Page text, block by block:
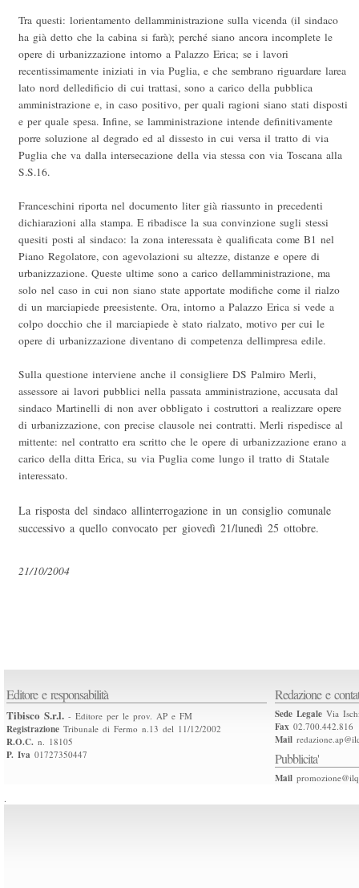
Tra questi: lorientamento dellamministrazione sulla vicenda (il sindaco
ha già detto che la cabina si farà); perché siano ancora incomplete le
opere di urbanizzazione intorno a Palazzo Erica; se i lavori
recentissimamente iniziati in via Puglia, e che sembrano riguardare larea
lato nord delledificio di cui trattasi, sono a carico della pubblica
amministrazione e, in caso positivo, per quali ragioni siano stati disposti
e per quale spesa. Infine, se lamministrazione intende definitivamente
porre soluzione al degrado ed al dissesto in cui versa il tratto di via
Puglia che va dalla intersecazione della via stessa con via Toscana alla
S.S.16.
Franceschini riporta nel documento liter già riassunto in precedenti
dichiarazioni alla stampa. E ribadisce la sua convinzione sugli stessi
quesiti posti al sindaco: la zona interessata è qualificata come B1 nel
Piano Regolatore, con agevolazioni su altezze, distanze e opere di
urbanizzazione. Queste ultime sono a carico dellamministrazione, ma
solo nel caso in cui non siano state apportate modifiche come il rialzo
di un marciapiede preesistente. Ora, intorno a Palazzo Erica si vede a
colpo docchio che il marciapiede è stato rialzato, motivo per cui le
opere di urbanizzazione diventano di competenza dellimpresa edile.
Sulla questione interviene anche il consigliere DS Palmiro Merli,
assessore ai lavori pubblici nella passata amministrazione, accusata dal
sindaco Martinelli di non aver obbligato i costruttori a realizzare opere
di urbanizzazione, con precise clausole nei contratti. Merli rispedisce al
mittente: nel contratto era scritto che le opere di urbanizzazione erano a
carico della ditta Erica, su via Puglia come lungo il tratto di Statale
interessato.
La risposta del sindaco allinterrogazione in un consiglio comunale
successivo a quello convocato per giovedì 21/lunedì 25 ottobre.
21/10/2004
Editore e responsabilità
Tibisco S.r.l. - Editore per le prov. AP e FM
Registrazione Tribunale di Fermo n.13 del 11/12/2002
R.O.C. n. 18105
P. Iva 01727350447
Redazione e
Sede Legale Via
Fax 02.700.442.816
Mail
Pubblicita'
Mail
.